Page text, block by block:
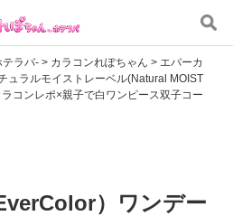
テラバ- > カラコンれぽちゃん > エバーカ
ュラルモイストレーベル(Natural MOIST
コンレポ×親子で白ワンピース双子コー
）ワンデー